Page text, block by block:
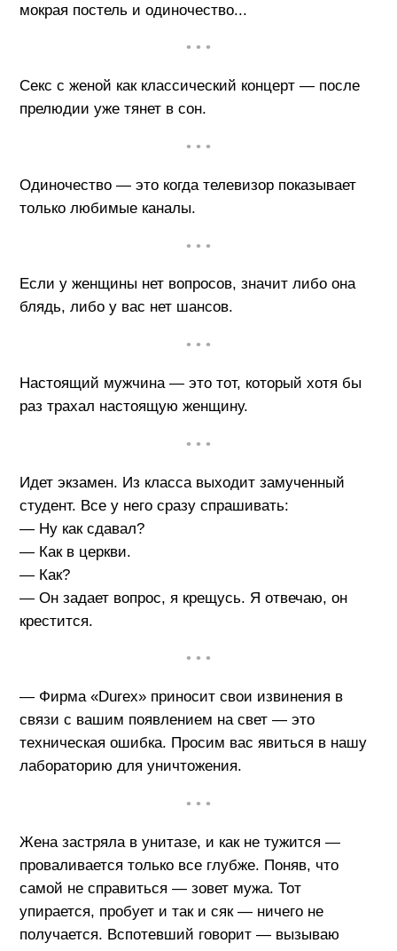
мокрая постель и одиночество...
• • •
Секс с женой как классический концерт — после
прелюдии уже тянет в сон.
• • •
Одиночество — это когда телевизор показывает
только любимые каналы.
• • •
Если у женщины нет вопросов, значит либо она
блядь, либо у вас нет шансов.
• • •
Настоящий мужчина — это тот, который хотя бы
раз трахал настоящую женщину.
• • •
Идет экзамен. Из класса выходит замученный
студент. Все у него сразу спрашивать:
— Ну как сдавал?
— Как в церкви.
— Как?
— Он задает вопрос, я крещусь. Я отвечаю, он
крестится.
• • •
— Фирма «Durex» приносит свои извинения в
связи с вашим появлением на свет — это
техническая ошибка. Просим вас явиться в нашу
лабораторию для уничтожения.
• • •
Жена застряла в унитазе, и как не тужится —
проваливается только все глубже. Поняв, что
самой не справиться — зовет мужа. Тот
упирается, пробует и так и сяк — ничего не
получается. Вспотевший говорит — вызываю